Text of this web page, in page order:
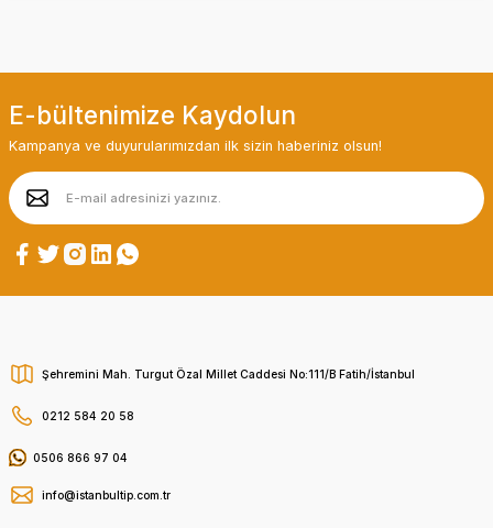
E-bültenimize Kaydolun
Kampanya ve duyurularımızdan ilk sizin haberiniz olsun!
Şehremini Mah. Turgut Özal Millet Caddesi No:111/B Fatih/İstanbul
0212 584 20 58
0506 866 97 04
info@istanbultip.com.tr